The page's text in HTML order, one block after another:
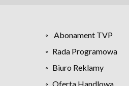
Abonament TVP
Rada Programowa
Biuro Reklamy
Oferta Handlowa